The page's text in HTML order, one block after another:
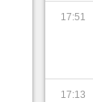
17:51
17:13